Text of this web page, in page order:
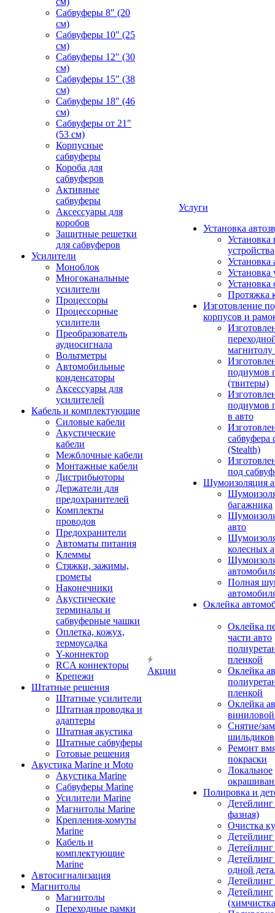
Сабвуферы 8" (20
см)
Сабвуферы 10" (25
см)
Сабвуферы 12" (30
см)
Сабвуферы 15" (38
см)
Сабвуферы 18" (46
см)
Сабвуферы от 21"
(53 см)
Корпусные
сабвуферы
Короба для
сабвуферов
Активные
сабвуферы
Аксессуары для
коробов
Защитные решетки
для сабвуферов
Усилители
Моноблок
Многоканальные
усилители
Процессоры
Процессорные
усилители
Преобразователь
аудиосигнала
Вольтметры
Автомобильные
конденсаторы
Аксессуары для
усилителей
Кабель и комплектующие
Силовые кабели
Акустические
кабели
Межблочные кабели
Монтажные кабели
Дистрибьюторы
Держатели для
предохранителей
Комплекты
проводов
Предохранители
Автоматы питания
Клеммы
Стяжки, зажимы,
грометы
Наконечники
Акустические
терминалы и
сабвуферные чашки
Оплетка, кожух,
термоусадка
Y-коннектор
RCA коннекторы
Крепежи
Штатные решения
Штатные усилители
Штатная проводка и
адаптеры
Штатная акустика
Штатные сабвуферы
Готовые решения
Акустика Marine и Moto
Акустика Marine
Сабвуферы Marine
Усилители Marine
Магнитолы Marine
Крепления-хомуты
Marine
Кабель и
комплектующие
Marine
Автосигнализация
Магнитолы
Магнитолы
Переходные рамки
Акции
Услуги
Установка
Установка
устройства
Установка
Установка
Установка
Протяжка
Изготовление
корпусов и
подиумов
(твитеры)
подиумов
в авто
сабвуфера
(Stealth)
под
Шумоизоляция
багажника
авто
колесных
Полная
Оклейка
Оклейка
части авто
пленкой
Оклейка
пленкой
Оклейка
Снятие/
шильдиков
Ремонт
покраски
Локальное
Полировка и
фазная)
Очистка
Детейлинг
одной
Детейлинг